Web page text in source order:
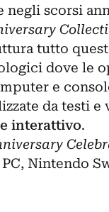
negli scorsi
tutto
dove le
e
da testi
interattivo.
Nintendo